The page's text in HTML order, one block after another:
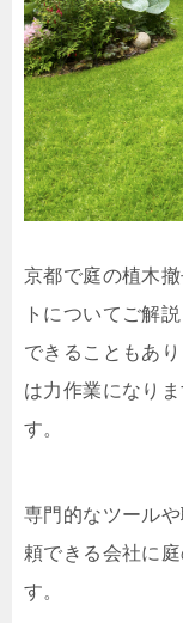
京都で庭の植木
トについてご解
できることもあ
は力作業になり
す。
専門的なツール
頼できる会社に
す。